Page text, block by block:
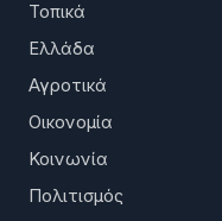
Τοπικά
Ελλάδα
Αγροτικά
Οικονομία
Κοινωνία
Πολιτισμός